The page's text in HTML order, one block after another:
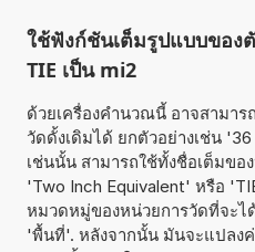
ใช้ฟังก์ชันเต็มรูปแบบของ
TIE เป็น mi2
ด้วยเครื่องคำนวณนี้ อาจสามา
วัดดั้งเดิมได้ ยกตัวอย่างเช่น
เช่นนั้น สามารถใช้ทั้งชื่อเต็มข
'Two Inch Equivalent' หรือ
หมวดหมู่ของหน่วยการวัดที่จะ
'พื้นที่'. หลังจากนั้น มันจะแปลง